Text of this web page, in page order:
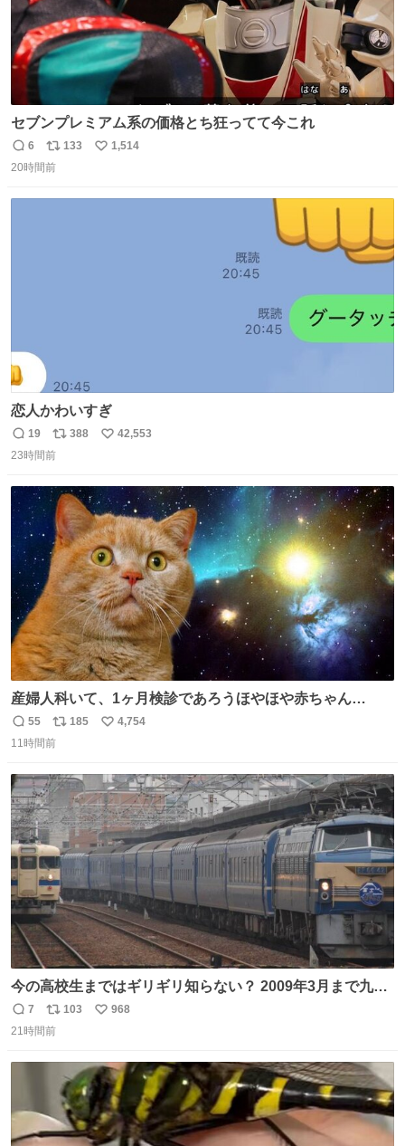
セブンプレミアム系の価格とち狂ってて今これ
返
信
6
リ
ポ
133
い
1,514
20時間前
恋人かわいすぎ
返
信
19
リ
ポ
ト
数
388
い
数
42,553
23時間前
産婦人科いて、1ヶ月検診であろうほやほや赤ちゃん👩‍🍼
と推定2,3歳の女の子👧🏻をワンオペで連れてるママがいる
のだけども 女の子ずっとママの側から離れない…⁉️ 手を繋
たいにﾄﾃﾄﾃついてってるし逃走しないし脱走しないし逃げ
ないし走ら文字数
返
信
55
リ
ポ
ト
数
185
い
数
4,754
11時間前
今の高校生まではギリギリ知らない？ 2009年3月まで九州
に寝台特急が走っていたことを
返
信
7
リ
ポ
103
い
数
968
21時間前